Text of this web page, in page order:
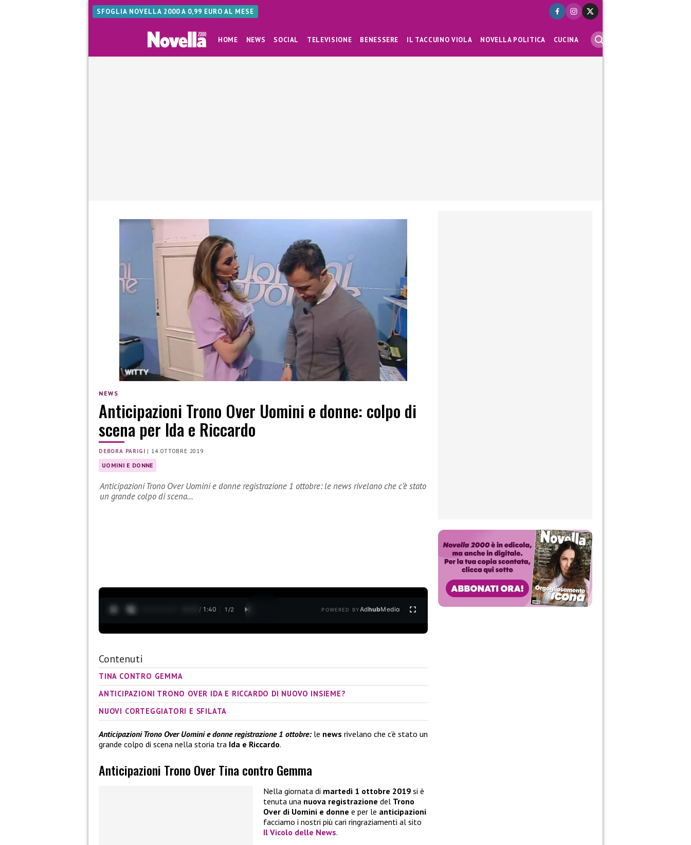
SFOGLIA NOVELLA 2000 A 0,99 EURO AL MESE
HOME NEWS SOCIAL TELEVISIONE BENESSERE IL TACCUINO VIOLA NOVELLA POLITICA CUCINA
NEWS
Anticipazioni Trono Over Uomini e donne: colpo di
scena per Ida e Riccardo
DEBORA PARIGI | 14 OTTOBRE 2019
UOMINI E DONNE
Anticipazioni Trono Over Uomini e donne registrazione 1 ottobre: le news rivelano che c’è stato
un grande colpo di scena…
0:13 / 1:40 1 /2 POWERED BYAdhubMedia
Contenuti
TINA CONTRO GEMMA
ANTICIPAZIONI TRONO OVER IDA E RICCARDO DI NUOVO INSIEME?
NUOVI CORTEGGIATORI E SFILATA
Anticipazioni Trono Over Uomini e donne registrazione 1 ottobre:le news rivelano che c’è stato un
grande colpo di scena nella storia tra Ida e Riccardo.
Anticipazioni Trono Over Tina contro Gemma
Nella giornata di martedì 1 ottobre 2019 si è
tenuta una nuova registrazione del Trono
Over di Uomini e donne e per le anticipazioni
facciamo i nostri più cari ringraziamenti al sito
Il Vicolo delle News.